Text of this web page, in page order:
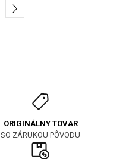
ORIGINÁLNY TOVAR
SO ZÁRUKOU PÔVODU